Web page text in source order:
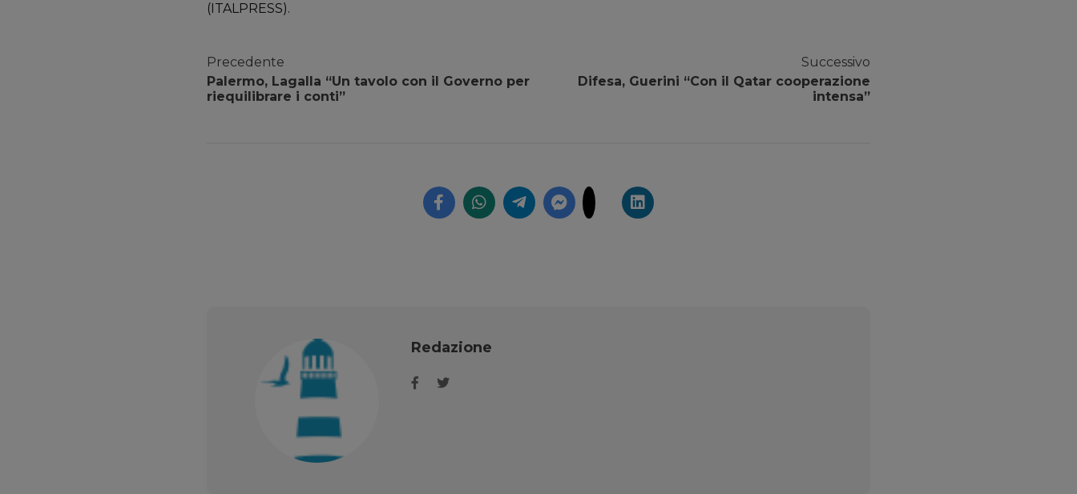
(ITALPRESS).
Precedente
Palermo, Lagalla “Un tavolo con il Governo per
riequilibrare i conti”
Successivo
Difesa, Guerini “Con il Qatar cooperazione
intensa”
Redazione